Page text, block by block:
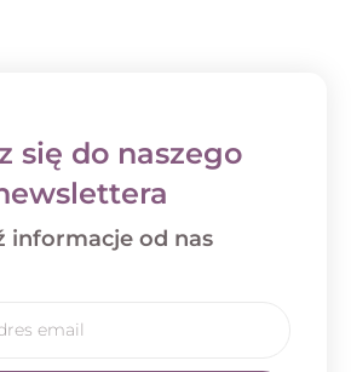
się do naszego
informacje od nas